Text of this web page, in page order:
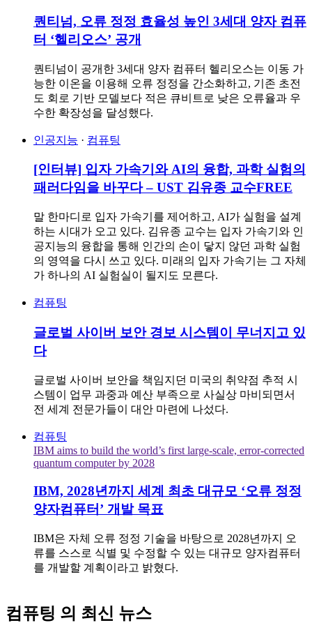
퀀티넘, 오류 정정 효율성 높인 3세대 양자 컴퓨
터 ‘헬리오스’ 공개
퀀티넘이 공개한 3세대 양자 컴퓨터 헬리오스는 이동 가
능한 이온을 이용해 오류 정정을 간소화하고, 기존 초전
도 회로 기반 모델보다 적은 큐비트로 낮은 오류율과 우
수한 확장성을 달성했다.
인공지능 · 컴퓨팅
[인터뷰] 입자 가속기와 AI의 융합, 과학 실험의
패러다임을 바꾸다 – UST 김유종 교수FREE
말 한마디로 입자 가속기를 제어하고, AI가 실험을 설계
하는 시대가 오고 있다. 김유종 교수는 입자 가속기와 인
공지능의 융합을 통해 인간의 손이 닿지 않던 과학 실험
의 영역을 다시 쓰고 있다. 미래의 입자 가속기는 그 자체
가 하나의 AI 실험실이 될지도 모른다.
컴퓨팅
글로벌 사이버 보안 경보 시스템이 무너지고 있
다
글로벌 사이버 보안을 책임지던 미국의 취약점 추적 시
스템이 업무 과중과 예산 부족으로 사실상 마비되면서
전 세계 전문가들이 대안 마련에 나섰다.
컴퓨팅
IBM aims to build the world’s first large-scale, error-corrected
quantum computer by 2028
IBM, 2028년까지 세계 최초 대규모 ‘오류 정정
양자컴퓨터’ 개발 목표
IBM은 자체 오류 정정 기술을 바탕으로 2028년까지 오
류를 스스로 식별 및 수정할 수 있는 대규모 양자컴퓨터
를 개발할 계획이라고 밝혔다.
컴퓨팅 의 최신 뉴스